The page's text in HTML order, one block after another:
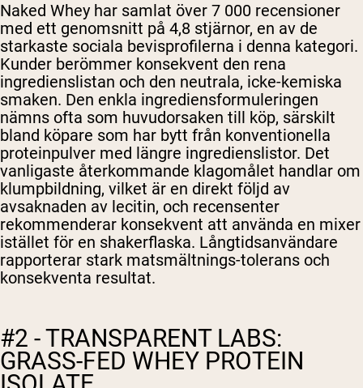
Naked Whey har samlat över 7 000 recensioner
med ett genomsnitt på 4,8 stjärnor, en av de
starkaste sociala bevisprofilerna i denna kategori.
Kunder berömmer konsekvent den rena
ingredienslistan och den neutrala, icke-kemiska
smaken. Den enkla ingrediensformuleringen
nämns ofta som huvudorsaken till köp, särskilt
bland köpare som har bytt från konventionella
proteinpulver med längre ingredienslistor. Det
vanligaste återkommande klagomålet handlar om
klumpbildning, vilket är en direkt följd av
avsaknaden av lecitin, och recensenter
rekommenderar konsekvent att använda en mixer
istället för en shakerflaska. Långtidsanvändare
rapporterar stark matsmältnings-tolerans och
konsekventa resultat.
#2 - TRANSPARENT LABS:
GRASS-FED WHEY PROTEIN